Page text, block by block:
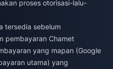
proses otorisasi-lalu-
tersedia sebelum
pembayaran Chamet
yang mapan (Google
utama) yang